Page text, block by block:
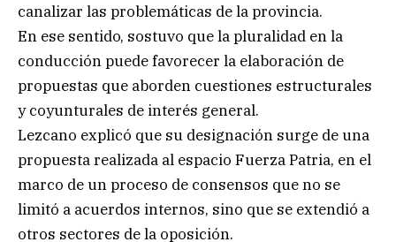
canalizar las problemáticas de la provincia.
En ese sentido, sostuvo que la pluralidad en la
conducción puede favorecer la elaboración de
propuestas que aborden cuestiones estructurales
y coyunturales de interés general.
Lezcano explicó que su designación surge de una
propuesta realizada al espacio Fuerza Patria, en el
marco de un proceso de consensos que no se
limitó a acuerdos internos, sino que se extendió a
otros sectores de la oposición.